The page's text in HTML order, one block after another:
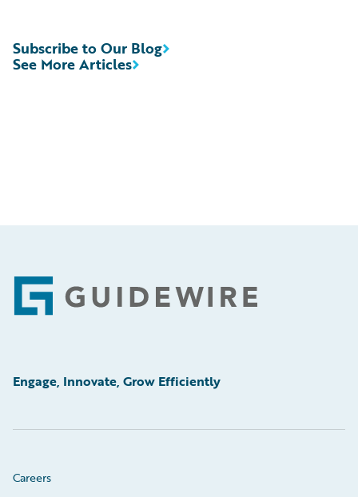
See More Articles
Subscribe to Our Blog
Footer
Engage, Innovate, Grow Efficiently
Careers